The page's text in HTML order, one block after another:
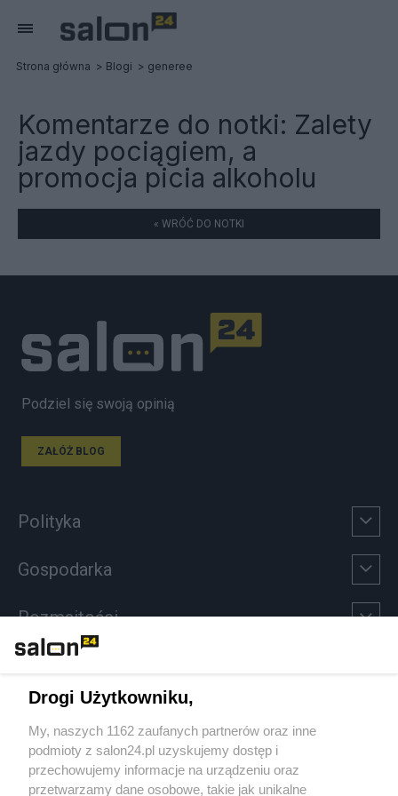
Strona główna Blogi generee
Komentarze do notki: Zalety
jazdy pociągiem, a
promocja picia alkoholu
« WRÓĆ DO NOTKI
Podziel się swoją opinią
ZAŁÓŻ BLOG
Polityka
Gospodarka
Rozmaitości
Sport
Społeczeństwo
Drogi Użytkowniku,
My, naszych 1162 zaufanych partnerów oraz inne
podmioty z salon24.pl uzyskujemy dostęp i
przechowujemy informacje na urządzeniu oraz
przetwarzamy dane osobowe, takie jak unikalne